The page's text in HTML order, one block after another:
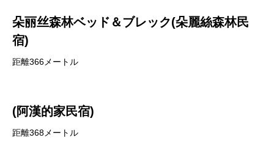
朵丽丝森林ベッド＆ブレック(朵麗絲森林民
宿)
距離366メートル
(阿漢的家民宿)
距離368メートル